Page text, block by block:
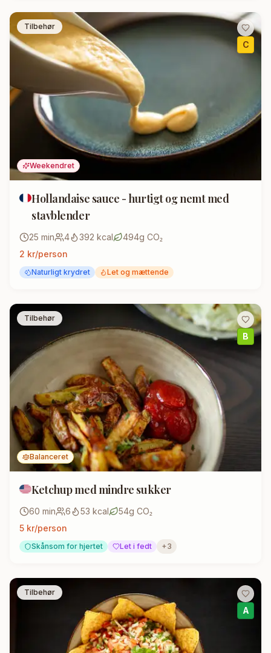
Weekendret
Tilbehør
C
Hollandaise sauce - hurtigt og nemt med
stavblender
25 min 4 392 kcal 494g CO₂
2 kr/person
Naturligt krydret Let og mættende
Balanceret
Tilbehør
B
Ketchup med mindre sukker
60 min 6 53 kcal 54g CO₂
5 kr/person
Skånsom for hjertet Let i fedt +3
Tilbehør
A